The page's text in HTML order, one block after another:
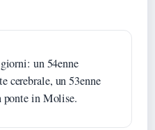
un 54enne
cerebrale, un 53enne
ponte in Molise.